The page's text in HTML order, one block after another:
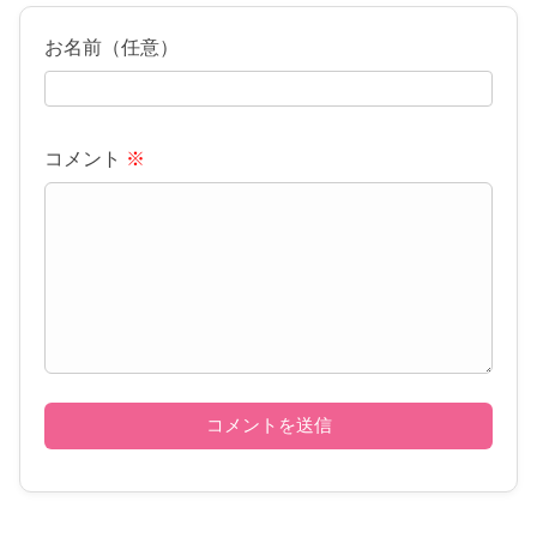
お名前（任意）
コメント ※